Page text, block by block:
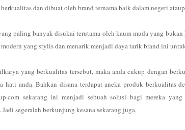
dan dibuat oleh brand ternama baik dalam negeri
paling banyak disukai terutama oleh kaum muda yang
yang stylis dan menarik menjadi daya tarik brand ini
yang berkualitas tersebut, maka anda cukup dengan
hati anda. Bahkan disana terdapat aneka produk berkualitas
sekarang ini menjadi sebuah solusi bagi mereka
segeralah berkunjung kesana sekarang juga.